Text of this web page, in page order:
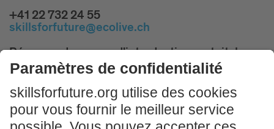
+41 22 732 24 55
skillsforfuture@ecolive.ch
Réservez des cours d'introduction gratuits!
PARTICIPER MAINTENANT